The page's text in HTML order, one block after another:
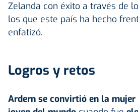
Zelanda con éxito a través de
los que este país ha hecho
enfatizó.
Logros y retos
Ardern se convirtió en la